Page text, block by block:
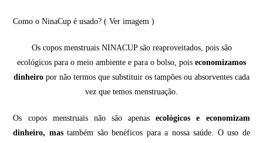
Como o NinaCup é usado? ( Ver imagem )
Os copos menstruais NINACUP são reaproveitados, pois são
ecológicos para o meio ambiente e para o bolso, pois economizamos
dinheiro por não termos que substituir os tampões ou absorventes cada
vez que temos menstruação.
Os copos menstruais não são apenasecológicos e economizam
dinheiro, mastambém são benéficos para a nossa saúde. O uso de